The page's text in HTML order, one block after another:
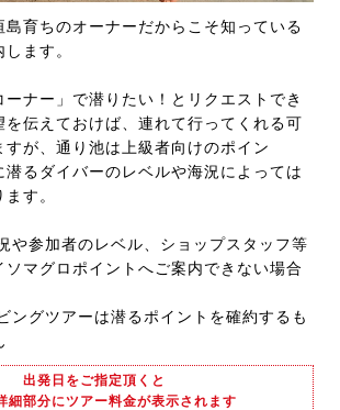
島育ちのオーナーだからこそ知っている
ます。
ナー」で潜りたい！とリクエストでき
を伝えておけば、連れて行ってくれる可
すが、通り池は上級者向けのポイン
るダイバーのレベルや海況によっては
す。
や参加者のレベル、ショップスタッフ等
ソマグロポイントへご案内できない場合
ングツアーは潜るポイントを確約するも
出発日をご指定頂くと
細部分にツアー料金が表示されます